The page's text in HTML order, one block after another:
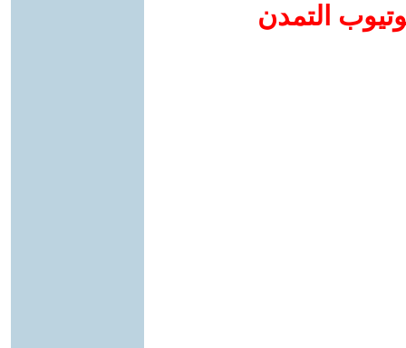
التمدن